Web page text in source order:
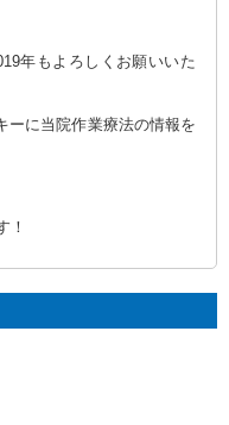
年もよろしくお願いいた
ーに当院作業療法の情報を
！